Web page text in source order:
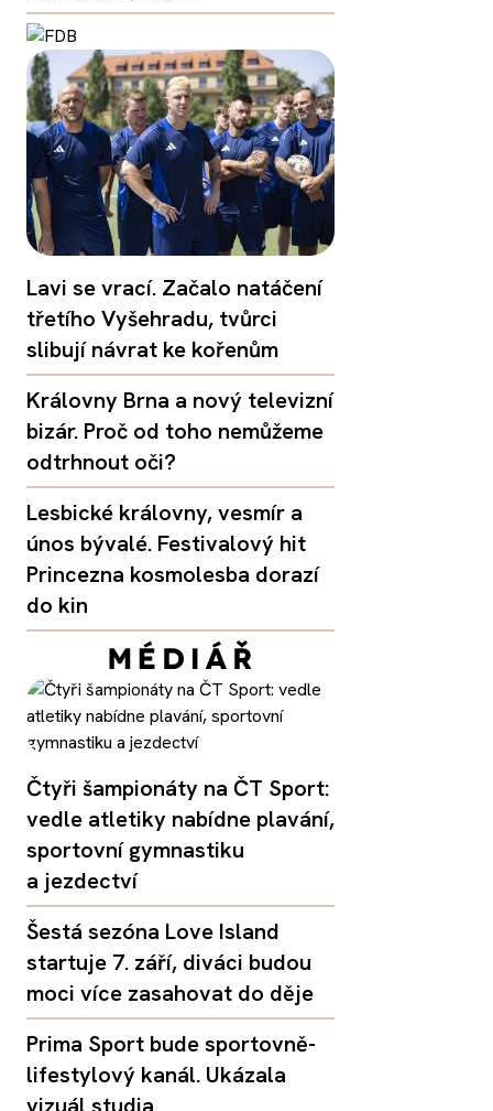
Lavi se vrací. Začalo natáčení
třetího Vyšehradu, tvůrci
slibují návrat ke kořenům
Královny Brna a nový televizní
bizár. Proč od toho nemůžeme
odtrhnout oči?
Lesbické královny, vesmír a
únos bývalé. Festivalový hit
Princezna kosmolesba dorazí
do kin
Čtyři šampionáty na ČT Sport:
vedle atletiky nabídne plavání,
sportovní gymnastiku
a jezdectví
Šestá sezóna Love Island
startuje 7. září, diváci budou
moci více zasahovat do děje
Prima Sport bude sportovně-
lifestylový kanál. Ukázala
vizuál studia